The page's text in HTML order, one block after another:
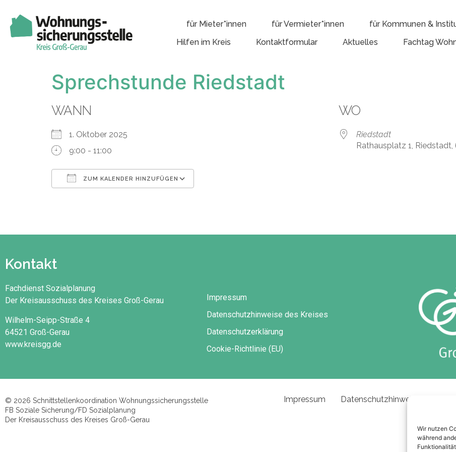
Wir nutzen
während
für Mieter*innen für Vermieter*innen
für Kommunen &
Hilfen im Kreis
Kontaktformular Aktuelles Fachtag
Sprechstunde Riedstadt
WANN
1. Oktober 2025
9:00 - 11:00
ZUM KALENDER HINZUFÜGEN
WO
Riedstadt
Rathausplatz 1,
Kontakt
Fachdienst Sozialplanung
Der Kreisausschuss des Kreises Groß-Gerau
Wilhelm-Seipp-Straße 4
64521 Groß-Gerau
www.kreisgg.de
Impressum
Datenschutzhinweise des Kreises
Datenschutzerklärung
Cookie-Richtlinie (EU)
© 2026 Schnittstellenkoordination Wohnungssicherungsstelle
FB Soziale Sicherung/FD Sozialplanung
Der Kreisausschuss des Kreises Groß-Gerau
Impressum Datenschutzhinweise des